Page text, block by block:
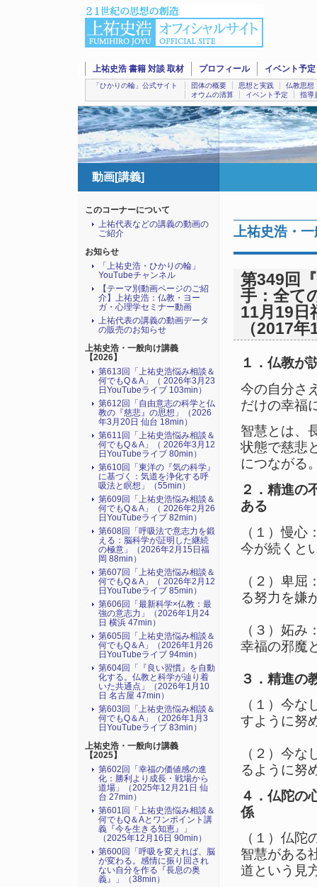
上祐史浩 書籍 対談 取材 プロフィール イベント予定
「ひかりの輪」公式サイト 団体の概要 思想と実践
仏教思想
オウムの清算
イベント予定 指導
動画[講義]
上祐史浩・
第349回
手：全て
11月19日
（2017
１．仏教が
今の自分さ
だけの幸福
智慧とは、
状態で慈悲
につながる
２．精進の
ある
（１）慢
今が続くと
（２）卑
る努力を嫌
（３）妬
幸福の邪魔
３．精進の
（１）今
すように努
（２）今
るように努
４．仏陀の
係
（１）仏
智慧がある
道という見
このコーナーについて
上祐代表などの講義の動画の
ご紹介
お知らせ
「上祐史浩・ひかりの輪」
YouTubeチャンネル
【テーマ別動画ページのご紹
介】上祐史浩：仏教・ヨー
ガ・心理学セミナー動画
上祐代表の講義の動画データ
の販売のお知らせ
上祐史浩・一般向け講義
【2026】
第613回「上祐史浩悩み相談＆
何でもQ＆A」（ 2026年3月23
日YouTubeライブ 103min）
第612回「自由意志の科学と仏
教の『慈悲』の思想」（2026
年3月20日 仙台 18min）
第611回「上祐史浩悩み相談＆
何でもQ＆A」（ 2026年3月12
日YouTubeライブ 80min）
第610回「東洋の『気の科学』
に基づく：気道を浄化する呼
吸法と瞑想」（55min）
第609回「上祐史浩悩み相談＆
何でもQ＆A」（ 2026年2月26
日YouTubeライブ 82min）
第608回「呼吸法で意志力を鍛
える：脳科学が証明した継続
の極意」（2026年2月15日福
岡 88min）
第607回「上祐史浩悩み相談＆
何でもQ＆A」（ 2026年2月12
日YouTubeライブ 85min）
第606回「最新科学×仏教：最
強の意志力」（2026年1月24
日 横浜 47min）
第605回「上祐史浩悩み相談＆
何でもQ＆A」（2026年1月26
日YouTubeライブ 94min）
第604回「『良い習慣』を自動
化する。仏教と科学が辿り着
いた共通点」（2026年1月10
日 名古屋 47min）
第603回「上祐史浩悩み相談＆
何でもQ＆A」（2026年1月3
日YouTubeライブ 83min）
上祐史浩・一般向け講義
【2025】
第602回「幸福の価値感の進
化：勝利より成長・戦場から
道場」（2025年12月21日 仙
台 27min）
第601回「上祐史浩悩み相談＆
何でもQ＆Aとワンポイント講
義『今を生きる知恵』」
（2025年12月16日 90min）
第600回「呼吸を変えれば、脳
が変わる。感情に振り回され
ない自分を作る『長息の奥
義』」（38min）